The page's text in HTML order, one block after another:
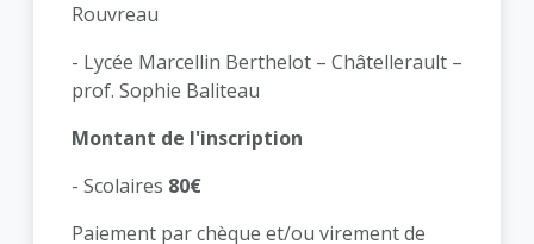
Rouvreau
- Lycée Marcellin Berthelot – Châtellerault –
prof. Sophie Baliteau
Montant de l'inscription
- Scolaires 80€
Paiement par chèque et/ou virement de